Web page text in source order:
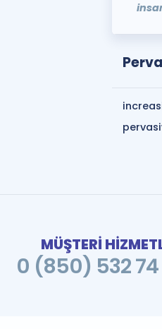
MÜŞTERİ
0 (850) 532 74